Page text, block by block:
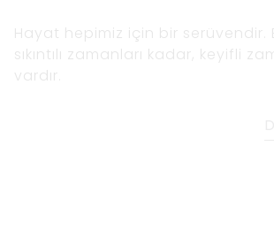
Hayat hepimiz için bir serüvendir.
sıkıntılı zamanları kadar, keyifli
vardır.